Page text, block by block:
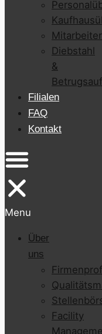
Diebstahl
&
Filialen
FAQ
Kontakt
Menu
Über
uns
Facility